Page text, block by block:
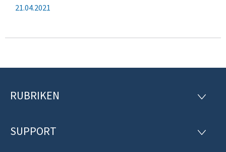
V
ö
t
c
21.04.2021
F
o
RUBRIKEN
R
R
SUPPORT
S